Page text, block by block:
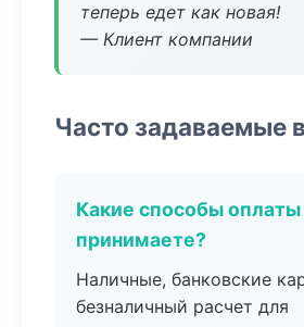
теперь едет как новая!
— Клиент компании
Часто задаваемые
Какие способы
принимаете?
Наличные, банковские
безналичный расчет для